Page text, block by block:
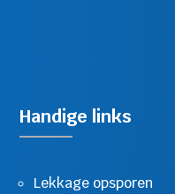
Handige links
Lekkage opsporen